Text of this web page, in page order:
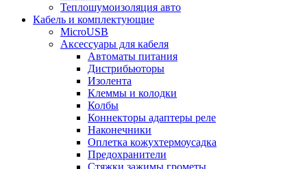
Теплошумоизоляция авто
Кабель и комплектующие
MicroUSB
Аксессуары для кабеля
Автоматы питания
Дистрибьюторы
Изолента
Клеммы и колодки
Колбы
Коннекторы адаптеры реле
Наконечники
Оплетка кожухтермоусадка
Предохранители
Стяжки зажимы грометы